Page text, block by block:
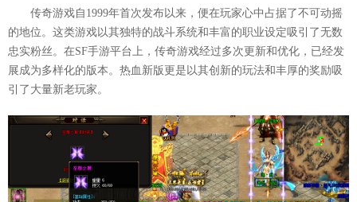
传奇游戏自1999年首次发布以来，便在玩家心中占据了不可动摇
的地位。这类游戏以其独特的战斗系统和丰富的职业设定吸引了无数
忠实粉丝。在SF手游平台上，传奇游戏经过多次更新和优化，已经发
展成为多样化的版本。热血新版更是以其创新的玩法和丰厚的奖励吸
引了大量新老玩家。